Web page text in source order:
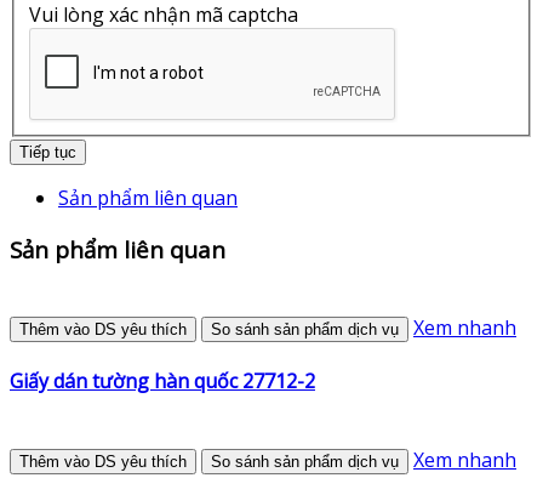
Vui lòng xác nhận mã captcha
Tiếp tục
Sản phẩm liên quan
Sản phẩm liên quan
Thêm vào DS yêu thích So sánh sản phẩm dịch vụ Xem nhanh
Giấy dán tường hàn quốc 27712-2
Thêm vào DS yêu thích So sánh sản phẩm dịch vụ Xem nhanh